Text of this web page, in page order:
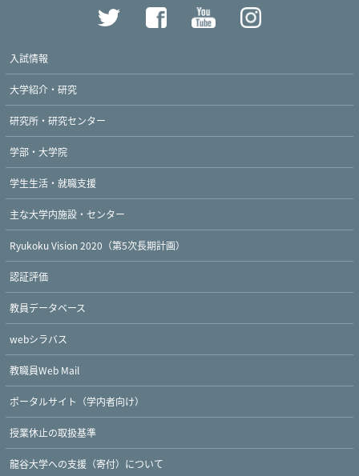
入試情報
大学紹介・研究
研究所・研究センター
学部・大学院
学生生活・就職支援
主な大学内施設・センター
Ryukoku Vision 2020（第5次長期計画）
認証評価
教員データベース
webシラバス
教職員Web Mail
ポータルサイト（学内者向け）
授業休止の取扱基準
龍谷大学への支援（寄付）について